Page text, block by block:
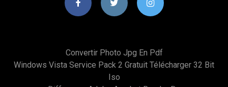
Convertir Photo Jpg En Pdf
Windows Vista Service Pack 2 Gratuit Télécharger 32 Bit
Iso